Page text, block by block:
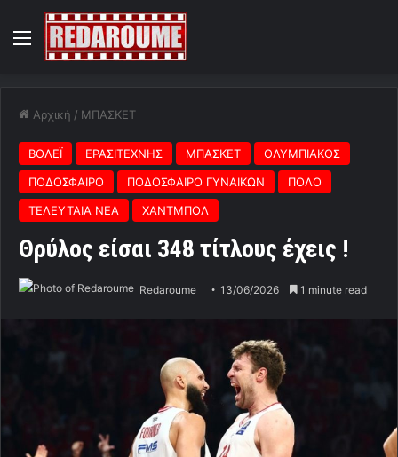
Menu
Αρχική / ΜΠΑΣΚΕΤ
ΒΟΛΕΪ ΕΡΑΣΙΤΕΧΝΗΣ ΜΠΑΣΚΕΤ
ΟΛΥΜΠΙΑΚΟΣ
ΠΟΔΟΣΦΑΙΡΟ
ΠΟΔΟΣΦΑΙΡΟ ΓΥΝΑΙΚΩΝ
ΠΟΛΟ
ΤΕΛΕΥΤΑΙΑ ΝΕΑ
ΧΑΝΤΜΠΟΛ
Θρύλος είσαι 348 τίτλους έχεις !
Redaroume 13/06/2026 1 minute read